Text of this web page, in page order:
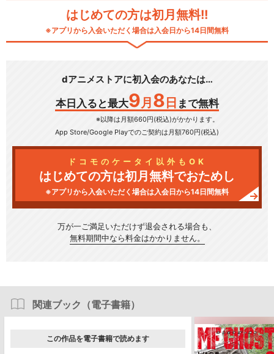
はじめての方は初月無料!!
※アプリから入会いただく場合は入会日から14日間無料
dアニメストアに初入会のあなたは…
本日入ると最大9 月 8 日 まで無料
※以降は月額660円(税込)がかかります。
App Store/Google Playでのご契約は月額760円(税込)
ドコモのケータイ以外もOK
はじめての方は初月無料でおためし
※アプリから入会いただく場合は入会日から14日間無料
万が一ご満足いただけず退会される場合も、
無料期間中なら料金はかかりません。
関連ブック（電子書籍）
この作品を電子書籍で読めます